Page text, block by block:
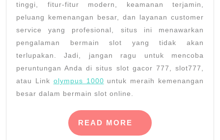
tinggi, fitur-fitur modern, keamanan terjamin,
peluang kemenangan besar, dan layanan customer
service yang profesional, situs ini menawarkan
pengalaman bermain slot yang tidak akan
terlupakan. Jadi, jangan ragu untuk mencoba
peruntungan Anda di situs slot gacor 777, slot777,
atau Link olympus 1000 untuk meraih kemenangan
besar dalam bermain slot online.
READ MORE
READ
MORE